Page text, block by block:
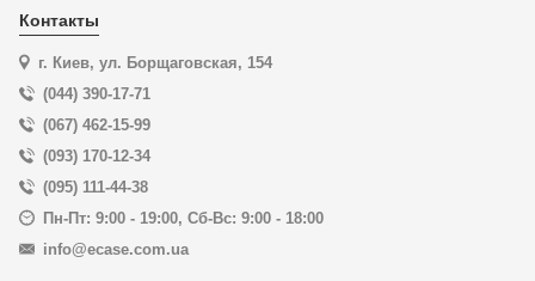
Контакты
г. Киев, ул. Борщаговская, 154
(044) 390-17-71
(067) 462-15-99
(093) 170-12-34
(095) 111-44-38
Пн-Пт: 9:00 - 19:00, Сб-Вс: 9:00 - 18:00
info@ecase.com.ua